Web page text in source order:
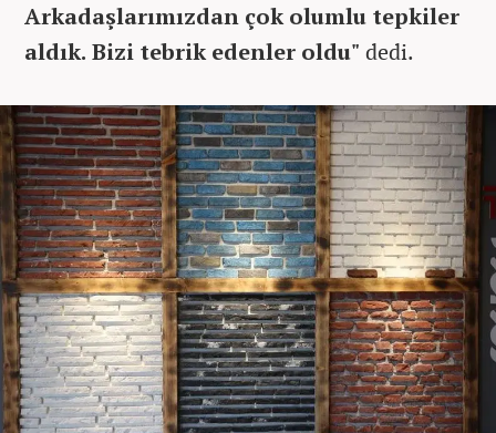
Arkadaşlarımızdan çok olumlu tepkiler
aldık. Bizi tebrik edenler oldu" dedi.